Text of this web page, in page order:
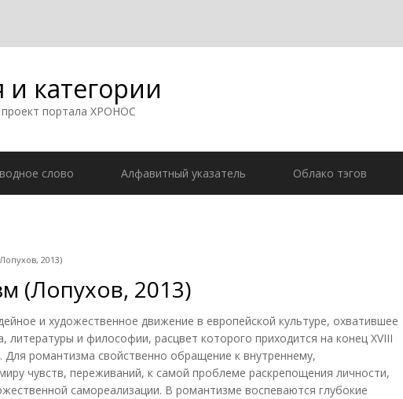
и категории
портала ХРОНОС
слово Алфавитный указатель Облако тэгов
2013)
(Лопухов, 2013)
и художественное движение в европейской культуре, охватившее
литературы и философии, расцвет которого приходится на конец XVIII
Для романтизма свойственно обращение к внутреннему,
чувств, переживаний, к самой проблеме раскрепощения личности,
самореализации. В романтизме воспеваются глубокие